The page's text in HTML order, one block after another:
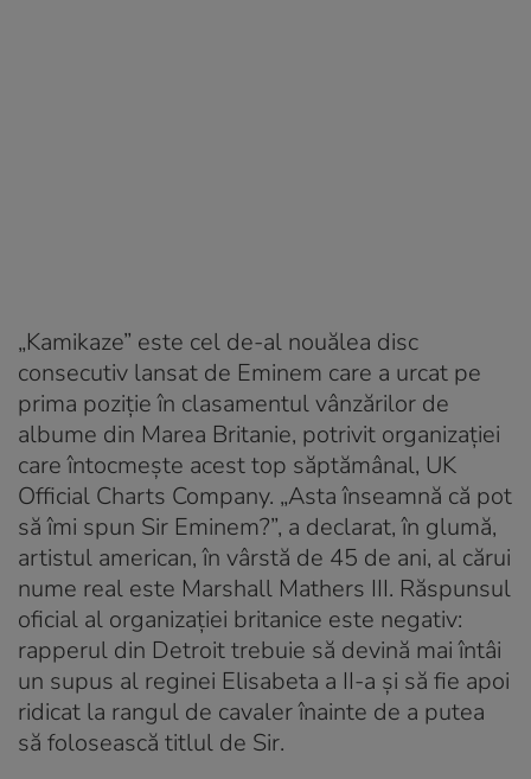
„Kamikaze” este cel de-al nouălea disc
consecutiv lansat de Eminem care a urcat pe
prima poziţie în clasamentul vânzărilor de
albume din Marea Britanie, potrivit organizaţiei
care întocmeşte acest top săptămânal, UK
Official Charts Company. „Asta înseamnă că pot
să îmi spun Sir Eminem?”, a declarat, în glumă,
artistul american, în vârstă de 45 de ani, al cărui
nume real este Marshall Mathers III. Răspunsul
oficial al organizaţiei britanice este negativ:
rapperul din Detroit trebuie să devină mai întâi
un supus al reginei Elisabeta a II-a şi să fie apoi
ridicat la rangul de cavaler înainte de a putea
să folosească titlul de Sir.